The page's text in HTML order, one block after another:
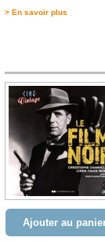
> En savoir plus
Ajouter au